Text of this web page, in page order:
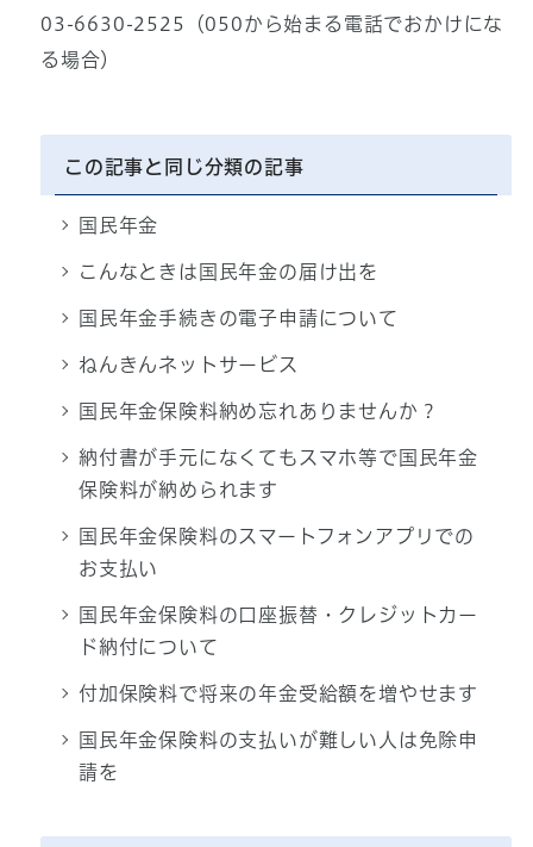
03-6630-2525（050から始まる電話でおかけにな
る場合）
この記事と同じ分類の記事
国民年金
こんなときは国民年金の届け出を
国民年金手続きの電子申請について
ねんきんネットサービス
国民年金保険料納め忘れありませんか？
納付書が手元になくてもスマホ等で国民年金
保険料が納められます
国民年金保険料のスマートフォンアプリでの
お支払い
国民年金保険料の口座振替・クレジットカー
ド納付について
付加保険料で将来の年金受給額を増やせます
国民年金保険料の支払いが難しい人は免除申
請を